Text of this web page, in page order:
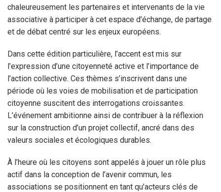
chaleureusement les partenaires et intervenants de la vie
associative à participer à cet espace d’échange, de partage
et de débat centré sur les enjeux européens.
Dans cette édition particulière, l’accent est mis sur
l’expression d’une citoyenneté active et l’importance de
l’action collective. Ces thèmes s’inscrivent dans une
période où les voies de mobilisation et de participation
citoyenne suscitent des interrogations croissantes.
L’événement ambitionne ainsi de contribuer à la réflexion
sur la construction d’un projet collectif, ancré dans des
valeurs sociales et écologiques durables.
À l’heure où les citoyens sont appelés à jouer un rôle plus
actif dans la conception de l’avenir commun, les
associations se positionnent en tant qu’acteurs clés de